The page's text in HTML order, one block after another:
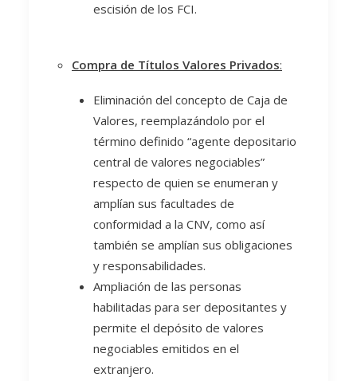
escisión de los FCI.
Compra de Títulos Valores Privados:
Eliminación del concepto de Caja de
Valores, reemplazándolo por el
término definido “agente depositario
central de valores negociables”
respecto de quien se enumeran y
amplían sus facultades de
conformidad a la CNV, como así
también se amplían sus obligaciones
y responsabilidades.
Ampliación de las personas
habilitadas para ser depositantes y
permite el depósito de valores
negociables emitidos en el
extranjero.